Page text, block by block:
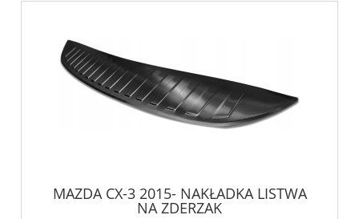
MAZDA CX-3 2015- NAKŁADKA LISTWA
NA ZDERZAK